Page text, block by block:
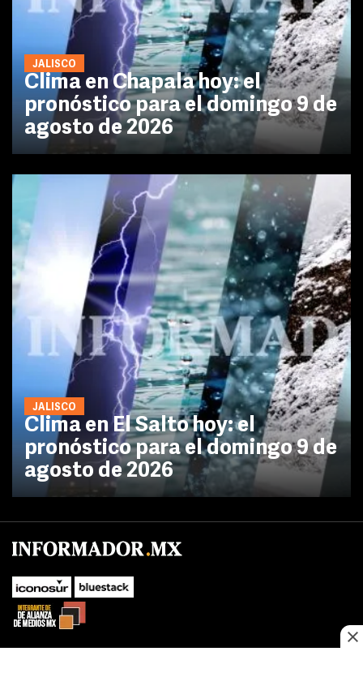
JALISCO
Clima en Chapala hoy: el
pronóstico para el domingo 9 de
agosto de 2026
JALISCO
Clima en El Salto hoy: el
pronóstico para el domingo 9 de
agosto de 2026